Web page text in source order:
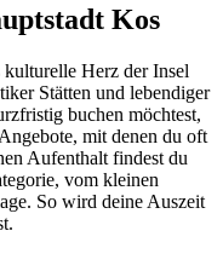
Kos
Herz der Insel
Stätten und lebendiger
buchen möchtest,
mit denen du oft
Aufenthalt findest du
vom kleinen
So wird deine Auszeit